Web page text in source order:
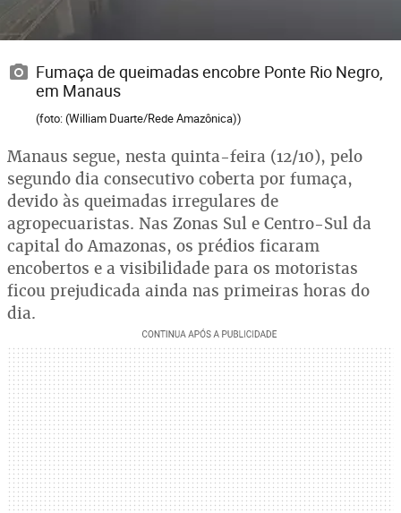
Fumaça de queimadas encobre Ponte Rio Negro,
em Manaus
(foto: (William Duarte/Rede Amazônica))
Manaus segue, nesta quinta-feira (12/10), pelo
segundo dia consecutivo coberta por fumaça,
devido às queimadas irregulares de
agropecuaristas. Nas Zonas Sul e Centro-Sul da
capital do Amazonas, os prédios ficaram
encobertos e a visibilidade para os motoristas
ficou prejudicada ainda nas primeiras horas do
dia.